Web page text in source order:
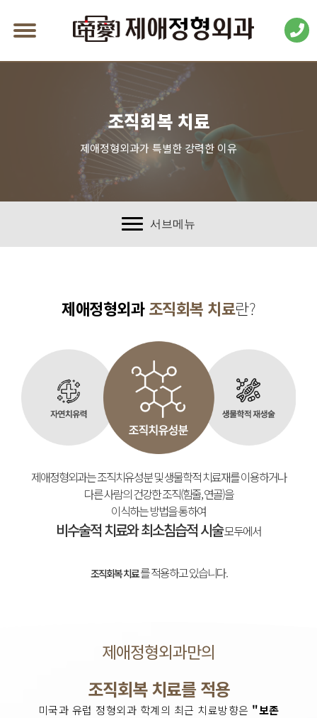
조직회복 치료
제애정형외과가 특별한 강력한 이유
서브메뉴
제애정형외과 조직회복 치료란?
제애정형외과는 조직치유성분 및 생물학적 치료재를 이용하거나
다른 사람의 건강한 조직(힘줄, 연골)을
이식하는 방법을 통하여
비수술적 치료와 최소침습적 시술모두에서
조직회복 치료를 적용하고 있습니다.
제애정형외과만의
조직회복 치료를 적용
미국과 유럽 정형외과 학계의 최근 치료방향은 "보존